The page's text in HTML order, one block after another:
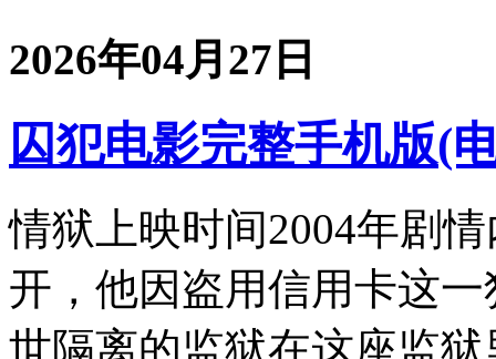
2026年04月27日
囚犯电影完整手机版(
情狱上映时间2004年剧
开，他因盗用信用卡这
世隔离的监狱在这座监